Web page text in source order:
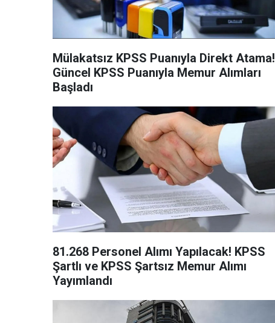
Mülakatsız KPSS Puanıyla Direkt Atama!
Güncel KPSS Puanıyla Memur Alımları
Başladı
81.268 Personel Alımı Yapılacak! KPSS
Şartlı ve KPSS Şartsız Memur Alımı
Yayımlandı